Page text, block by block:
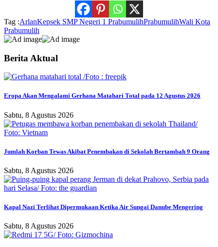
Tag :ArlanKepsek SMP Negeri 1 PrabumulihPrabumulihWali Kota
Prabumulih
Berita Aktual
Eropa Akan Mengalami Gerhana Matahari Total pada 12 Agustus 2026
Sabtu, 8 Agustus 2026
Jumlah Korban Tewas Akibat Penembakan di Sekolah Bertambah 9 Orang
Sabtu, 8 Agustus 2026
Kapal Nazi Terlihat Dipermukaan Ketika Air Sungai Danube Mengering
Sabtu, 8 Agustus 2026